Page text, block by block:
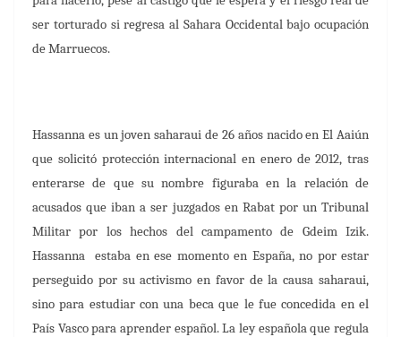
ser torturado si regresa al Sahara Occidental bajo ocupación
de Marruecos.
Hassanna es un joven saharaui de 26 años nacido en El Aaiún
que solicitó protección internacional en enero de 2012, tras
enterarse de que su nombre figuraba en la relación de
acusados que iban a ser juzgados en Rabat por un Tribunal
Militar por los hechos del campamento de Gdeim Izik.
Hassanna
estaba en ese momento en España, no por estar
perseguido por su activismo en favor de la causa saharaui,
sino para estudiar con una beca que le fue concedida en el
País Vasco para aprender español.La ley española que regula